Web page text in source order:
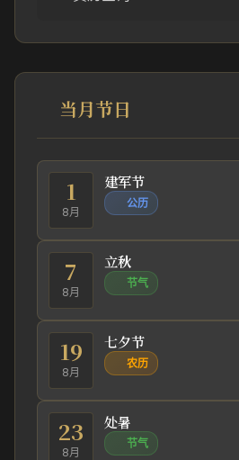
当月节日
1
8月
建军节
公历
7
8月
立秋
节气
19
8月
七夕节
农历
23
8月
处暑
节气